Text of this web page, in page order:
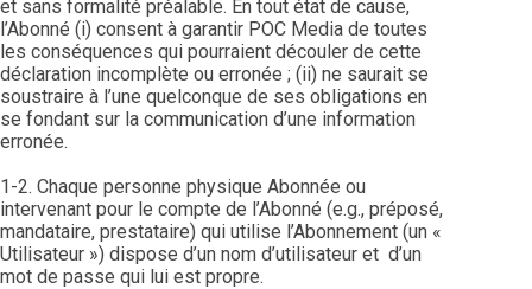
et sans formalité préalable. En tout état de cause,
l’Abonné (i) consent à garantir POC Media de toutes
les conséquences qui pourraient découler de cette
déclaration incomplète ou erronée ; (ii) ne saurait se
soustraire à l’une quelconque de ses obligations en
se fondant sur la communication d’une information
erronée.
1-2. Chaque personne physique Abonnée ou
intervenant pour le compte de l’Abonné (e.g., préposé,
mandataire, prestataire) qui utilise l’Abonnement (un «
Utilisateur ») dispose d’un nom d’utilisateur et d’un
mot de passe qui lui est propre.